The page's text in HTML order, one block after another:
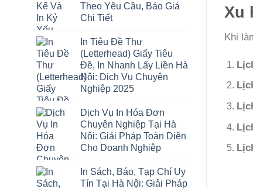
Theo Yêu Cầu, Báo Giá
Chi Tiết
In Tiêu Đề Thư
(Letterhead) Giấy Tiêu
Đề, In Nhanh Lấy Liền Hà
Nội: Dịch Vụ Chuyên
Nghiệp 2025
Dịch Vụ In Hóa Đơn
Chuyên Nghiệp Tại Hà
Nội: Giải Pháp Toàn Diện
Cho Doanh Nghiệp
In Sách, Báo, Tạp Chí Uy
Tín Tại Hà Nội: Giải Pháp
Xu
Khi